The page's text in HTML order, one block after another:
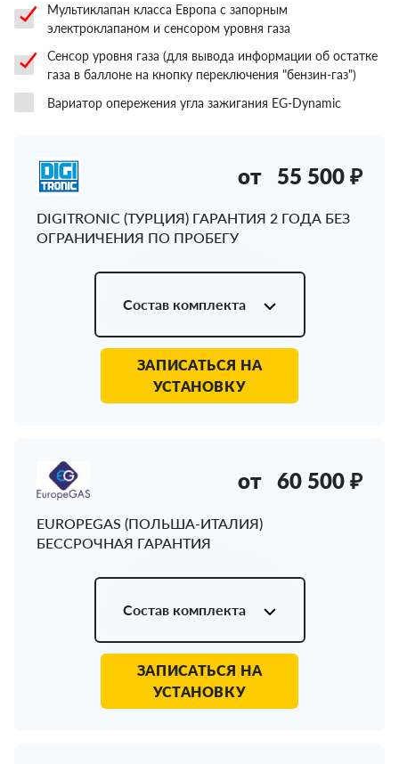
Мультиклапан класса Европа с запорным
электроклапаном и сенсором уровня газа
Сенсор уровня газа (для вывода информации об остатке
газа в баллоне на кнопку переключения "бензин-газ")
Вариатор опережения угла зажигания EG-Dynamic
DIGITRONIC (ТУРЦИЯ) ГАРАНТИЯ 2 ГОДА БЕЗ
ОГРАНИЧЕНИЯ ПО ПРОБЕГУ
от 55 500 ₽
Состав комплекта
ЗАПИСАТЬСЯ НА
УСТАНОВКУ
EUROPEGAS (ПОЛЬША-ИТАЛИЯ)
БЕССРОЧНАЯ ГАРАНТИЯ
от 60 500 ₽
Состав комплекта
ЗАПИСАТЬСЯ НА
УСТАНОВКУ